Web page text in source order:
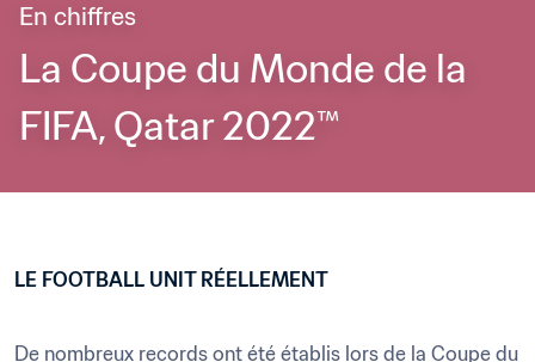
En chiffres
La Coupe du Monde de la
FIFA, Qatar 2022™
LE FOOTBALL UNIT RÉELLEMENT
De nombreux records ont été établis lors de la Coupe du